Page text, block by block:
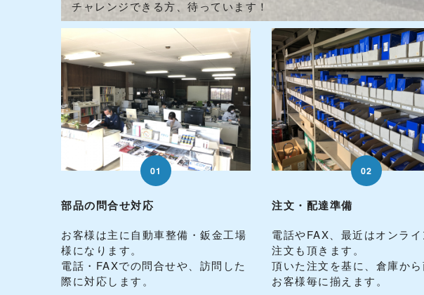
チャレンジできる方、待っています！
01
部品の問合せ対応
お客様は主に自動車整備・鈑金工場
様になります。
電話・FAXでの問合せや、訪問した
際に対応します。
02
注文・配達準備
電話やFAX、最近はオンラ
注文も頂きます。
頂いた注文を基に、倉庫か
お客様毎に揃えます。